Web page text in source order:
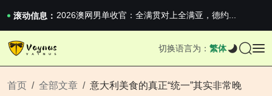
滚动信息： 2026澳网男单收官：全满贯对上全满亚，德约...
《巅峰守卫 Highguard》正式上线，官...
iPhone 16e 发布，苹果你不要太离谱
iPhone 16e 发布，苹果你不要太离谱
切换语言为： 繁体
首页 全部文章 意大利美食的真正“统一”其实非常晚